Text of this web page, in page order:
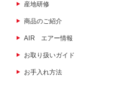
産地研修
商品のご紹介
AIR エアー情報
お取り扱いガイド
お手入れ方法